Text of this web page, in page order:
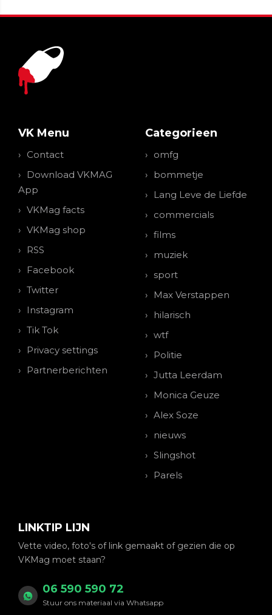
VK Menu
Contact
Download VKMAG
App
VKMag facts
VKMag shop
RSS
Facebook
Twitter
Instagram
Tik Tok
Privacy settings
Partnerberichten
Categorieen
omfg
bommetje
Lang Leve de Liefde
commercials
films
muziek
sport
Max Verstappen
hilarisch
wtf
Politie
Jutta Leerdam
Monica Geuze
Alex Soze
nieuws
Slingshot
Parels
LINKTIP LIJN
Vette video, foto's of link gemaakt of gezien die op
VKMag moet staan?
06 590 590 72
Stuur ons materiaal via Whatsapp